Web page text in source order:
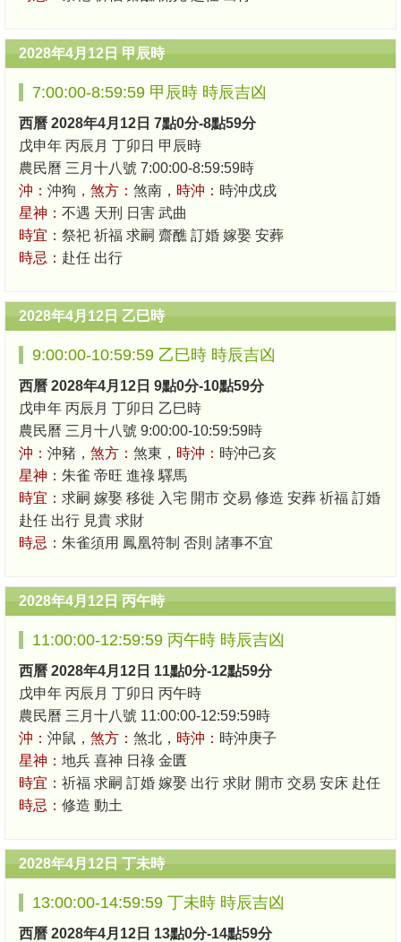
2028年4月12日 甲辰時
7:00:00-8:59:59 甲辰時 時辰吉凶
西曆 2028年4月12日 7點0分-8點59分
戊申年 丙辰月 丁卯日 甲辰時
農民曆 三月十八號 7:00:00-8:59:59時
沖： 沖狗， 煞方： 煞南， 時沖： 時沖戊戌
星神： 不遇 天刑 日害 武曲
時宜： 祭祀 祈福 求嗣 齋醮 訂婚 嫁娶 安葬
時忌： 赴任 出行
2028年4月12日 乙巳時
9:00:00-10:59:59 乙巳時 時辰吉凶
西曆 2028年4月12日 9點0分-10點59分
戊申年 丙辰月 丁卯日 乙巳時
農民曆 三月十八號 9:00:00-10:59:59時
沖： 沖豬， 煞方： 煞東， 時沖： 時沖己亥
星神： 朱雀 帝旺 進祿 驛馬
時宜： 求嗣 嫁娶 移徙 入宅 開市 交易 修造 安葬 祈福 訂婚
赴任 出行 見貴 求財
時忌： 朱雀須用 鳳凰符制 否則 諸事不宜
2028年4月12日 丙午時
11:00:00-12:59:59 丙午時 時辰吉凶
西曆 2028年4月12日 11點0分-12點59分
戊申年 丙辰月 丁卯日 丙午時
農民曆 三月十八號 11:00:00-12:59:59時
沖： 沖鼠， 煞方： 煞北， 時沖： 時沖庚子
星神： 地兵 喜神 日祿 金匱
時宜： 祈福 求嗣 訂婚 嫁娶 出行 求財 開市 交易 安床 赴任
時忌： 修造 動土
2028年4月12日 丁未時
13:00:00-14:59:59 丁未時 時辰吉凶
西曆 2028年4月12日 13點0分-14點59分